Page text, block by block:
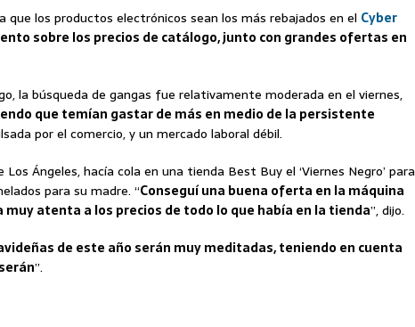
que los productos electrónicos sean los más rebajados en el Cyber
sobre los precios de catálogo, junto con grandes ofertas en
la búsqueda de gangas fue relativamente moderada en el viernes,
que temían gastar de más en medio de la persistente
por el comercio, y un mercado laboral débil.
Ángeles, hacía cola en una tienda Best Buy el ‘Viernes Negro’ para
para su madre. “Conseguí una buena oferta en la máquina
muy atenta a los precios de todo lo que había en la tienda”, dijo.
de este año serán muy meditadas, teniendo en cuenta
”.